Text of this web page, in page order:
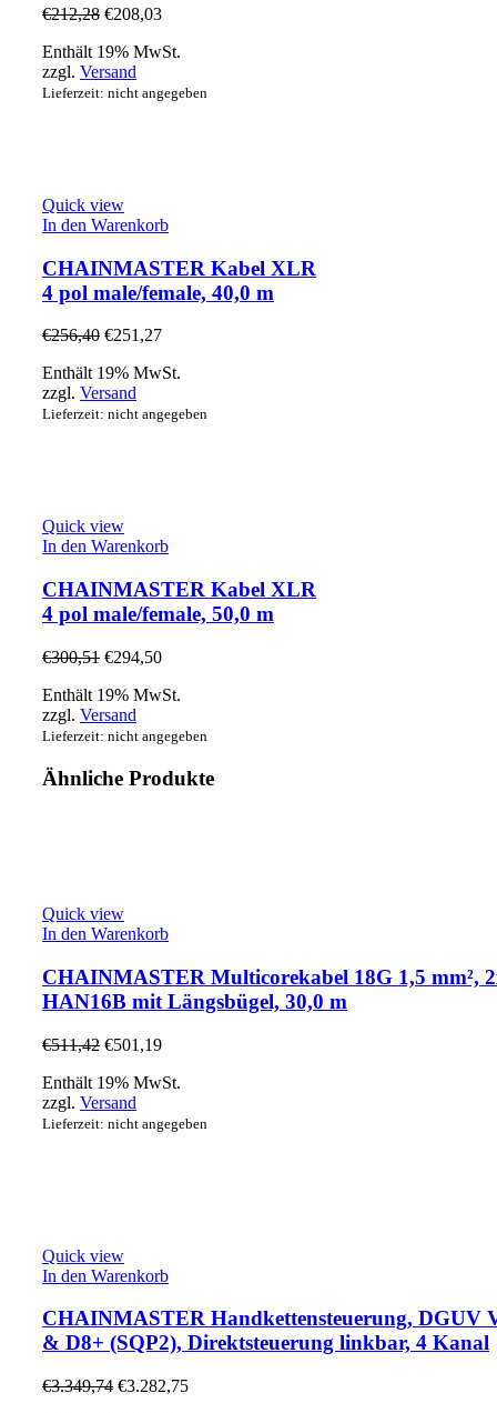
€212,28 €208,03
Enthält 19% MwSt.
zzgl. Versand
Lieferzeit: nicht angegeben
Quick view
In den Warenkorb
CHAINMASTER Kabel XLR
4 pol male/female, 40,0 m
€256,40 €251,27
Enthält 19% MwSt.
zzgl. Versand
Lieferzeit: nicht angegeben
Quick view
In den Warenkorb
CHAINMASTER Kabel XLR
4 pol male/female, 50,0 m
€300,51 €294,50
Enthält 19% MwSt.
zzgl. Versand
Lieferzeit: nicht angegeben
Ähnliche Produkte
Quick view
In den Warenkorb
CHAINMASTER Multicorekabel 18G 1,5 mm²,
HAN16B mit Längsbügel, 30,0 m
€511,42 €501,19
Enthält 19% MwSt.
zzgl. Versand
Lieferzeit: nicht angegeben
Quick view
In den Warenkorb
CHAINMASTER Handkettensteuerung, DGUV
& D8+ (SQP2), Direktsteuerung linkbar, 4 Kanal
€3.349,74 €3.282,75